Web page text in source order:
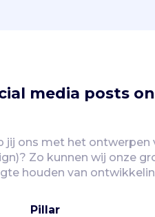
media posts
jij ons met het
Zo kunnen wij onze
houden van
Pillar